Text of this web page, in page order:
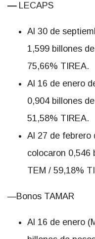
— LECAPS
Al 30 de
1,599 billones
75,66% TIREA.
Al 16 de enero
0,904 billones
51,58% TIREA.
Al 27 de febrero
colocaron 0,546
TEM / 59,18%
—Bonos TAMAR
Al 16 de enero